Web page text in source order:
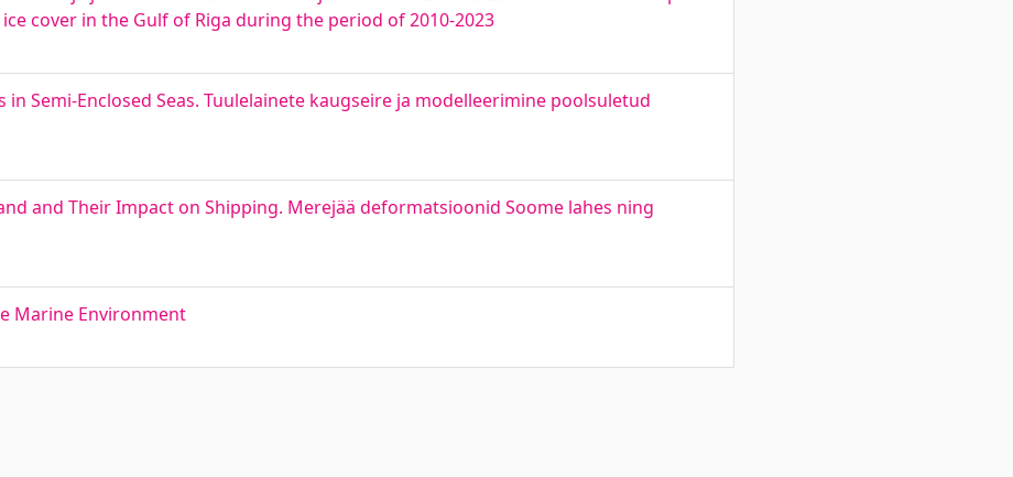
cover in the Gulf of Riga during the period of 2010-2023
Semi-Enclosed Seas. Tuulelainete kaugseire ja modelleerimine poolsuletud
and Their Impact on Shipping. Merejää deformatsioonid Soome lahes ning
Marine Environment